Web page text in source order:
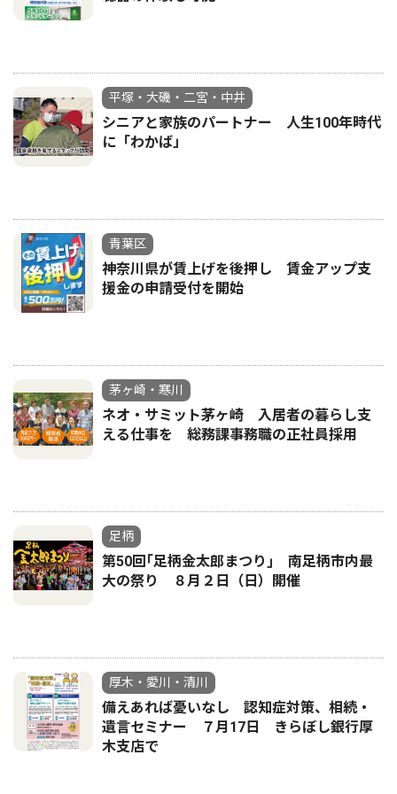
平塚・大磯・二宮・中井
シニアと家族のパートナー 人生100年時代
に「わかば」
青葉区
神奈川県が賃上げを後押し 賃金アップ支
援金の申請受付を開始
茅ヶ崎・寒川
ネオ・サミット茅ヶ崎 入居者の暮らし支
える仕事を 総務課事務職の正社員採用
足柄
第50回｢足柄金太郎まつり｣ 南足柄市内最
大の祭り ８月２日（日）開催
厚木・愛川・清川
備えあれば憂いなし 認知症対策、相続・
遺言セミナー ７月17日 きらぼし銀行厚
木支店で